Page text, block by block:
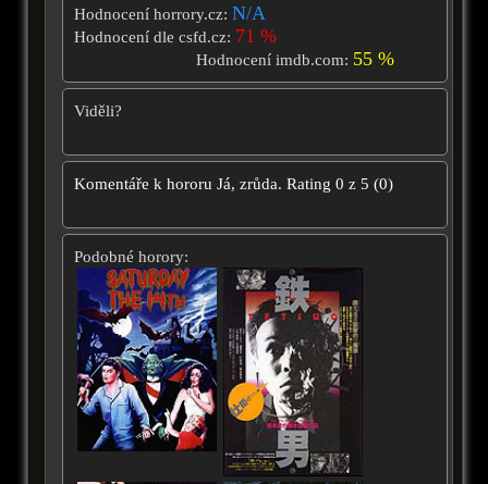
Hodnocení horrory.cz: N/A
Hodnocení dle csfd.cz: 71 %
Hodnocení imdb.com: 55 %
Viděli?
Komentáře k hororu Já, zrůda. Rating 0 z 5 (0)
Podobné horory: